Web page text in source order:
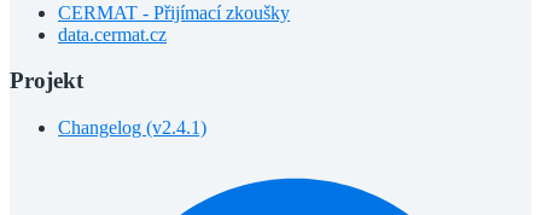
CERMAT - Přijímací zkoušky
data.cermat.cz
Projekt
Changelog (v2.4.1)